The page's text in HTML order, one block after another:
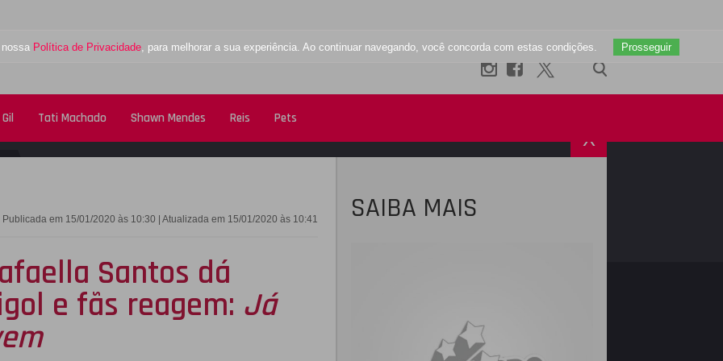
Política de Privacidade, para melhorar a sua experiência. Ao continuar navegando, você concorda com estas condições. Prosseguir
Tati Machado Shawn Mendes Reis Pets
X
Publicada em 15/01/2020 às 10:30 | Atualizada em 15/01/2020 às 10:41
Santos dá
e fãs reagem: Já
SAIBA MAIS
TWITTER INSTAGRAM